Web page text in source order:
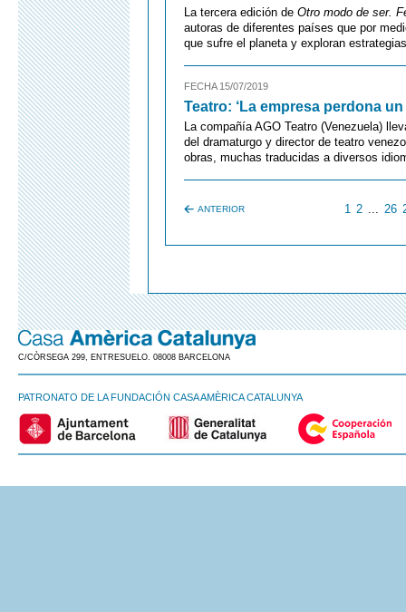
La tercera edición de Otro modo de ser.
autoras de diferentes países que por
que sufre el planeta y exploran
FECHA 15/07/2019
Teatro: ‘La empresa perdona
La compañía AGO Teatro (Venezuela)
del dramaturgo y director de teatro
obras, muchas traducidas a diversos
ANTERIOR 1 2 ... 26
C/CÒRSEGA 299, ENTRESUELO. 08008 BARCELONA
PATRONATO DE LA FUNDACIÓN CASA AMÈRICA CATALUNYA